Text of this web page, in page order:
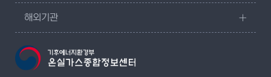
해외기관